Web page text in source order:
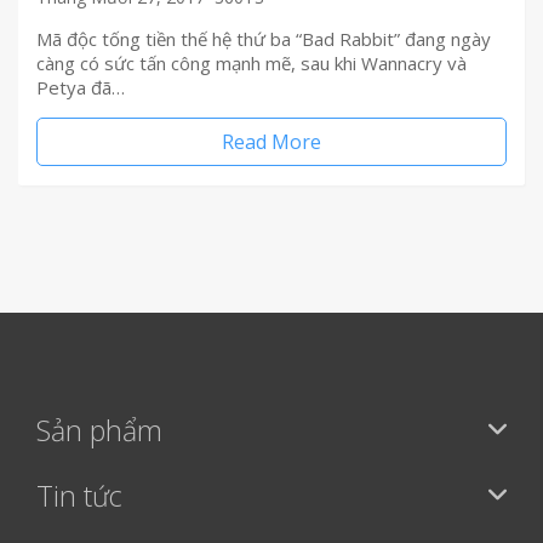
Mã độc tống tiền thế hệ thứ ba “Bad Rabbit” đang ngày
càng có sức tấn công mạnh mẽ, sau khi Wannacry và
Petya đã…
Read More
Sản phẩm
Tin tức